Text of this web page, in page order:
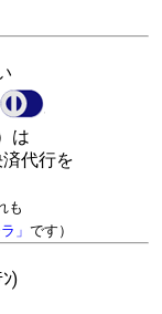
は
代行を
も
」 です）
)